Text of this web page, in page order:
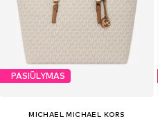
PASIŪLYMAS
MICHAEL MICHAEL KORS